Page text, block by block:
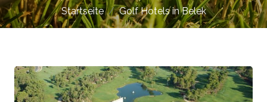
Startseite Golf Hotels in Belek